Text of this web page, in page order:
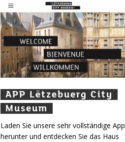
APP Lëtzebuerg City
Museum
APP Lëtzebuerg City
Museum
APP Lëtzebuerg City
Museum
Laden Sie unsere sehr vollständige App
herunter und entdecken Sie das Haus